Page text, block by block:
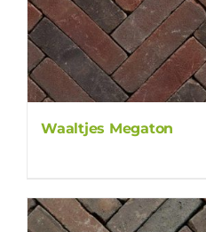
Waaltjes Megaton